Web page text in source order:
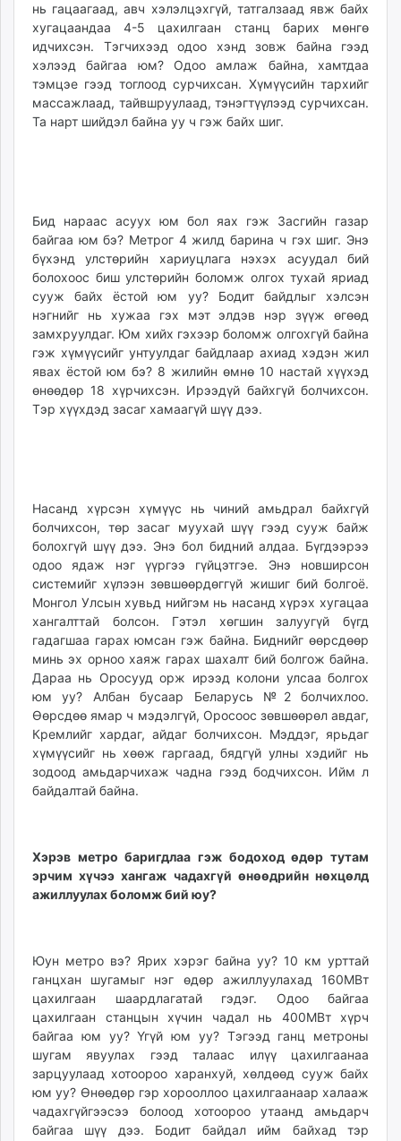
нь гацаагаад, авч хэлэлцэхгүй, татгалзаад явж байх
хугацаандаа 4-5 цахилгаан станц барих мөнгө
идчихсэн. Тэгчихээд одоо хэнд зовж байна гээд
хэлээд байгаа юм? Одоо амлаж байна, хамтдаа
тэмцэе гээд тоглоод сурчихсан. Хүмүүсийн тархийг
массажлаад, тайвшруулаад, тэнэгтүүлээд сурчихсан.
Та нарт шийдэл байна уу ч гэж байх шиг.
Бид нараас асуух юм бол яах гэж Засгийн газар
байгаа юм бэ? Метрог 4 жилд барина ч гэх шиг. Энэ
бүхэнд улстөрийн хариуцлага нэхэх асуудал бий
болохоос биш улстөрийн боломж олгох тухай яриад
сууж байх ёстой юм уу? Бодит байдлыг хэлсэн
нэгнийг нь хужаа гэх мэт элдэв нэр зүүж өгөөд
замхруулдаг. Юм хийх гэхээр боломж олгохгүй байна
гэж хүмүүсийг унтуулдаг байдлаар ахиад хэдэн жил
явах ёстой юм бэ? 8 жилийн өмнө 10 настай хүүхэд
өнөөдөр 18 хүрчихсэн. Ирээдүй байхгүй болчихсон.
Тэр хүүхдэд засаг хамаагүй шүү дээ.
Насанд хүрсэн хүмүүс нь чиний амьдрал байхгүй
болчихсон, төр засаг муухай шүү гээд сууж байж
болохгүй шүү дээ. Энэ бол бидний алдаа. Бүгдээрээ
одоо ядаж нэг үүргээ гүйцэтгэе. Энэ новширсон
системийг хүлээн зөвшөөрдөггүй жишиг бий болгоё.
Монгол Улсын хувьд нийгэм нь насанд хүрэх хугацаа
хангалттай болсон. Гэтэл хөгшин залуугүй бүгд
гадагшаа гарах юмсан гэж байна. Биднийг өөрсдөөр
минь эх орноо хаяж гарах шахалт бий болгож байна.
Дараа нь Оросууд орж ирээд колони улсаа болгох
юм уу? Албан бусаар Беларусь №2 болчихлоо.
Өөрсдөө ямар ч мэдэлгүй, Оросоос зөвшөөрөл авдаг,
Кремлийг хардаг, айдаг болчихсон. Мэддэг, ярьдаг
хүмүүсийг нь хөөж гаргаад, бядгүй улны хэдийг нь
зодоод амьдарчихаж чадна гээд бодчихсон. Ийм л
байдалтай байна.
Хэрэв метро баригдлаа гэж бодоход өдөр тутам
эрчим хүчээ хангаж чадахгүй өнөөдрийн нөхцөлд
ажиллуулах боломж бий юу?
Юун метро вэ? Ярих хэрэг байна уу? 10 км урттай
ганцхан шугамыг нэг өдөр ажиллуулахад 160МВт
цахилгаан шаардлагатай гэдэг. Одоо байгаа
цахилгаан станцын хүчин чадал нь 400МВт хүрч
байгаа юм уу? Үгүй юм уу? Тэгээд ганц метроны
шугам явуулах гээд талаас илүү цахилгаанаа
зарцуулаад хотоороо харанхуй, хөлдөөд сууж байх
юм уу? Өнөөдөр гэр хорооллоо цахилгаанаар халааж
чадахгүйгээсээ болоод хотоороо утаанд амьдарч
байгаа шүү дээ. Бодит байдал ийм байхад тэр